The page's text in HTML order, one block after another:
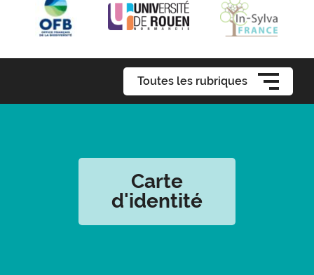
Toutes les rubriques
Carte
d'identité